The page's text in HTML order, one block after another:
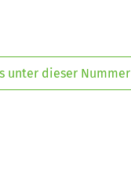
unter dieser Nummer